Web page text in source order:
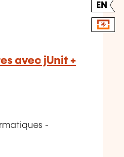
EN
avec jUnit +
-